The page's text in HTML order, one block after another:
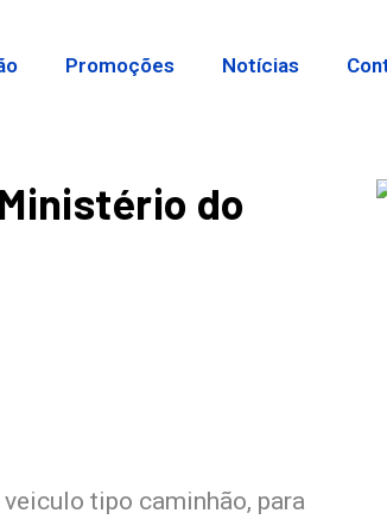
Promoções Notícias
do
tipo caminhão, para